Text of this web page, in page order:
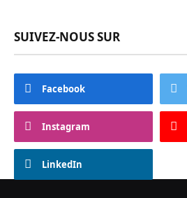
SUIVEZ-NOUS SUR
Facebook
Instagram
LinkedIn